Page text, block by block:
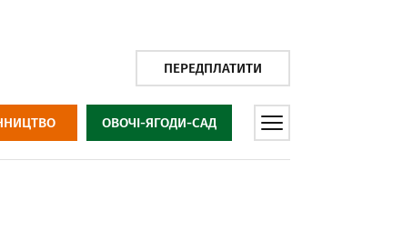
ПЕРЕДПЛАТИТИ
ОВОЧІ-ЯГОДИ-САД